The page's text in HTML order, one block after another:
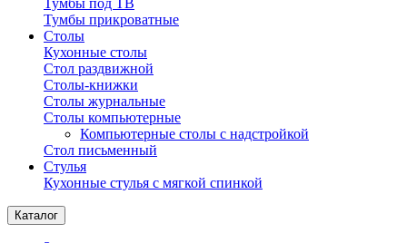
Тумбы под ТВ
Тумбы прикроватные
Столы
Кухонные столы
Стол раздвижной
Столы-книжки
Столы журнальные
Столы компьютерные
Компьютерные столы с надстройкой
Стол письменный
Стулья
Кухонные стулья с мягкой спинкой
Каталог